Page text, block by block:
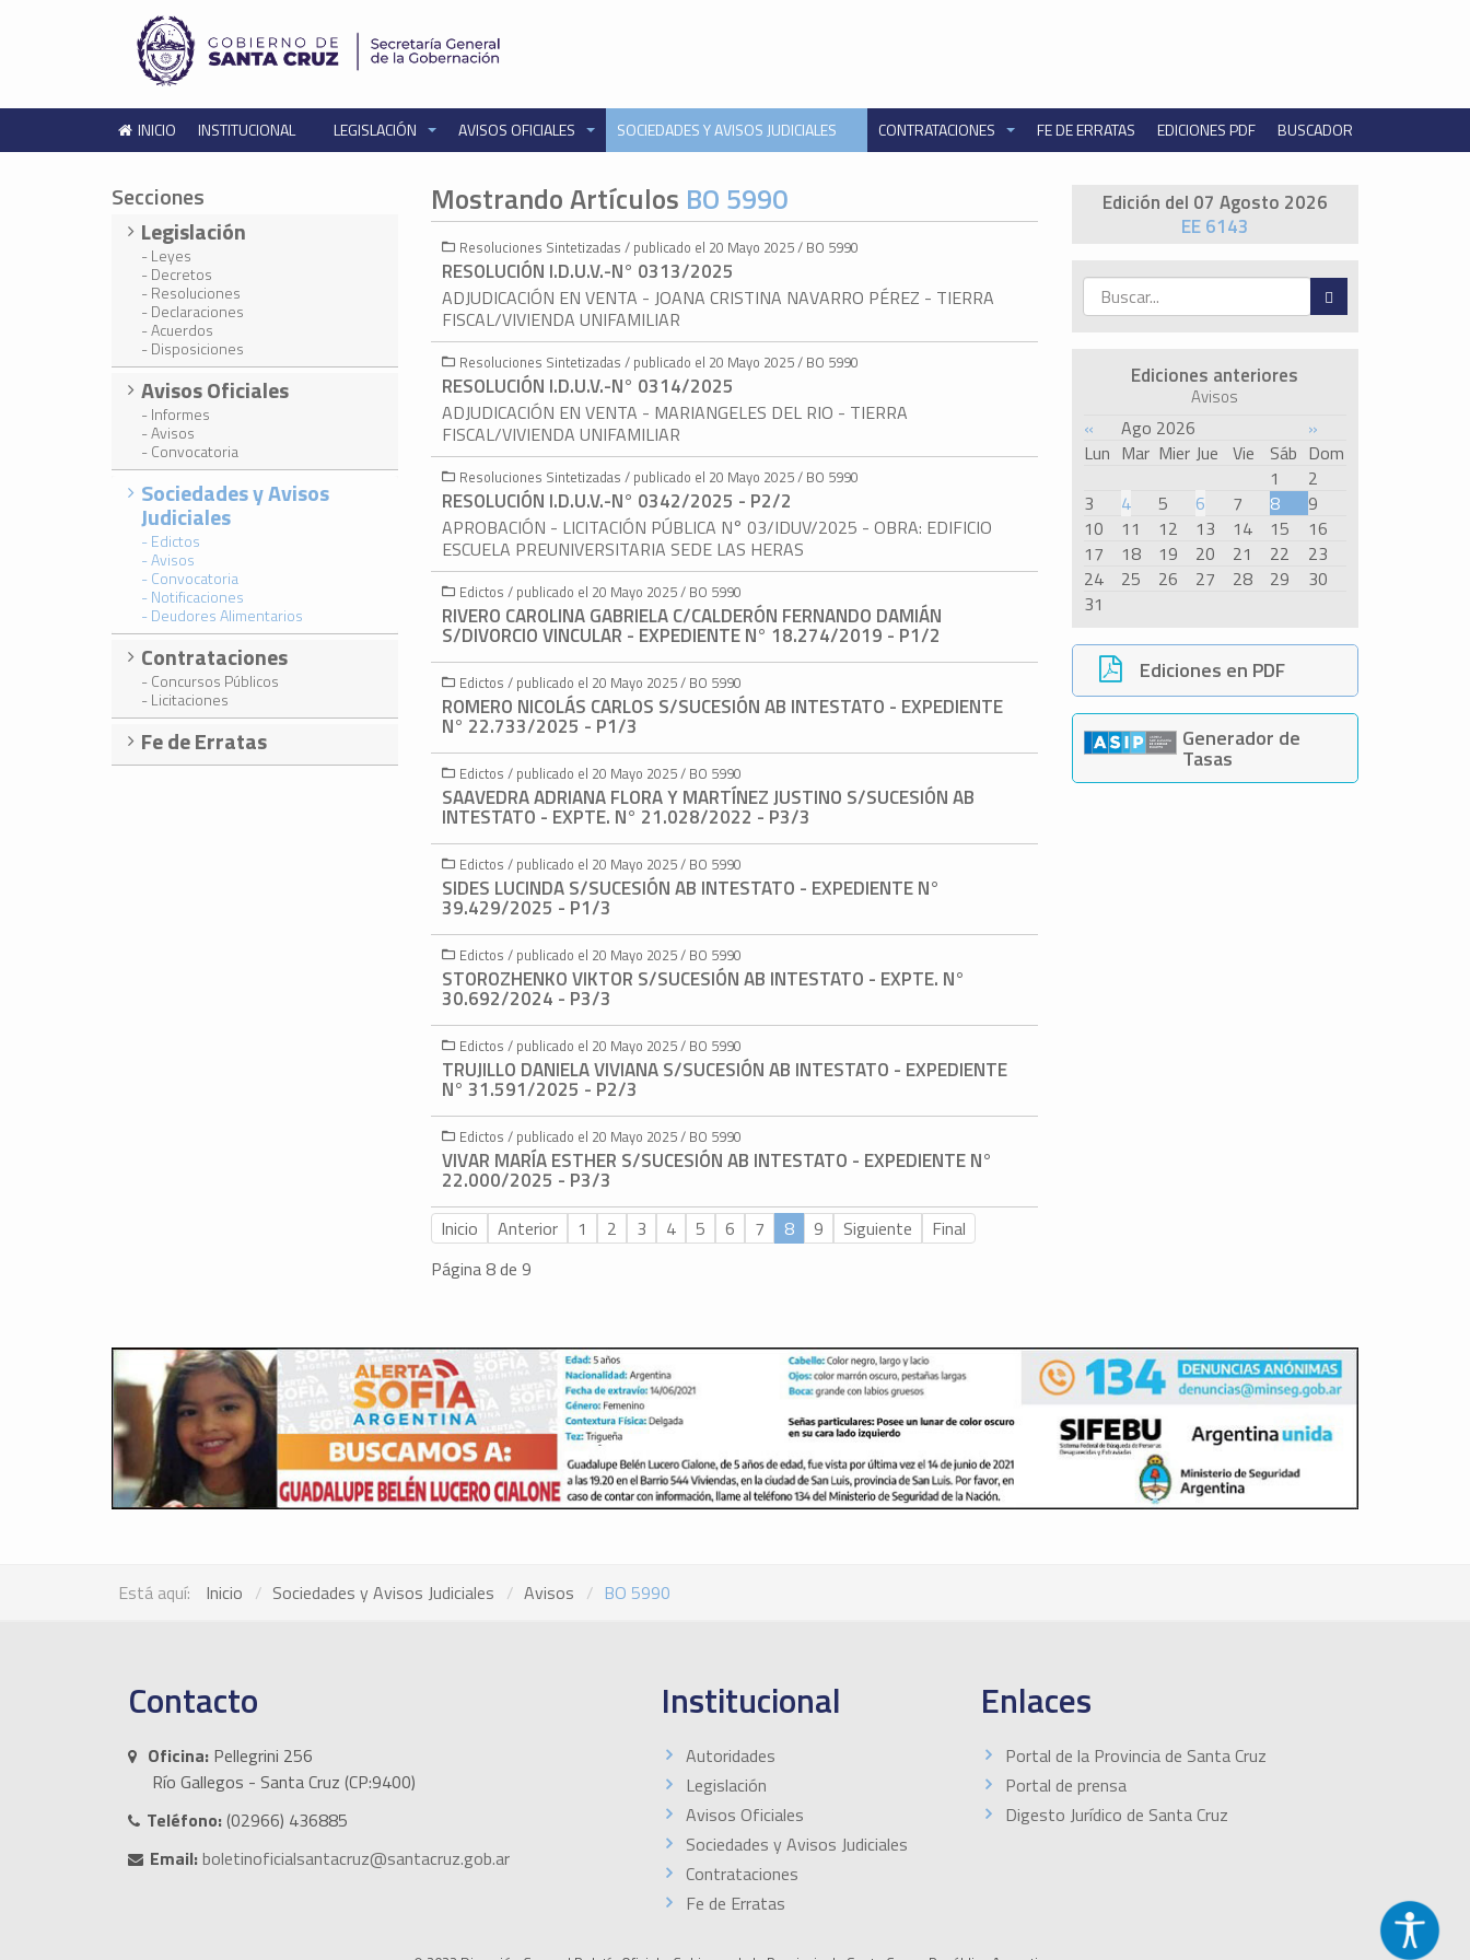
INICIO INSTITUCIONAL LEGISLACIÓN AVISOS OFICIALES SOCIEDADES Y AVISOS JUDICIALES CONTRATACIONES FE DE ERRATAS EDICIONES PDF BUSCADOR
Edición del 07 Agosto 2026
EE 6143
Ediciones anteriores
Avisos
« Ago 2026
»
Lun Mar Mier Jue Vie Sáb Dom
1
2
3
4 5 6 7 8
9
10
11 12 13 14 15
16
17
18 19 20 21 22
23
24
25 26 27 28 29
30
31
Ediciones en PDF
Generador de
Tasas
Secciones
Legislación
- Leyes
- Decretos
- Resoluciones
- Declaraciones
- Acuerdos
- Disposiciones
Avisos Oficiales
- Informes
- Avisos
- Convocatoria
Sociedades y Avisos
Judiciales
- Edictos
- Avisos
- Convocatoria
- Notificaciones
- Deudores Alimentarios
Contrataciones
- Concursos Públicos
- Licitaciones
Fe de Erratas
Mostrando Artículos BO 5990
Resoluciones Sintetizadas / publicado el 20 Mayo 2025 / BO 5990
RESOLUCIÓN I.D.U.V.-N° 0313/2025
ADJUDICACIÓN EN VENTA - JOANA CRISTINA NAVARRO PÉREZ - TIERRA
FISCAL/VIVIENDA UNIFAMILIAR
Resoluciones Sintetizadas / publicado el 20 Mayo 2025 / BO 5990
RESOLUCIÓN I.D.U.V.-N° 0314/2025
ADJUDICACIÓN EN VENTA - MARIANGELES DEL RIO - TIERRA
FISCAL/VIVIENDA UNIFAMILIAR
Resoluciones Sintetizadas / publicado el 20 Mayo 2025 / BO 5990
RESOLUCIÓN I.D.U.V.-N° 0342/2025 - P2/2
APROBACIÓN - LICITACIÓN PÚBLICA N° 03/IDUV/2025 - OBRA: EDIFICIO
ESCUELA PREUNIVERSITARIA SEDE LAS HERAS
Edictos / publicado el 20 Mayo 2025 / BO 5990
RIVERO CAROLINA GABRIELA C/CALDERÓN FERNANDO DAMIÁN
S/DIVORCIO VINCULAR - EXPEDIENTE N° 18.274/2019 - P1/2
Edictos / publicado el 20 Mayo 2025 / BO 5990
ROMERO NICOLÁS CARLOS S/SUCESIÓN AB INTESTATO - EXPEDIENTE
N° 22.733/2025 - P1/3
Edictos / publicado el 20 Mayo 2025 / BO 5990
SAAVEDRA ADRIANA FLORA Y MARTÍNEZ JUSTINO S/SUCESIÓN AB
INTESTATO - EXPTE. N° 21.028/2022 - P3/3
Edictos / publicado el 20 Mayo 2025 / BO 5990
SIDES LUCINDA S/SUCESIÓN AB INTESTATO - EXPEDIENTE N°
39.429/2025 - P1/3
Edictos / publicado el 20 Mayo 2025 / BO 5990
STOROZHENKO VIKTOR S/SUCESIÓN AB INTESTATO - EXPTE. N°
30.692/2024 - P3/3
Edictos / publicado el 20 Mayo 2025 / BO 5990
TRUJILLO DANIELA VIVIANA S/SUCESIÓN AB INTESTATO - EXPEDIENTE
N° 31.591/2025 - P2/3
Edictos / publicado el 20 Mayo 2025 / BO 5990
VIVAR MARÍA ESTHER S/SUCESIÓN AB INTESTATO - EXPEDIENTE N°
22.000/2025 - P3/3
Inicio Anterior 1 2 3 4 5 6 7 8 9 Siguiente
Final
Página 8 de 9
Está aquí: Inicio Sociedades y Avisos Judiciales Avisos BO 5990
Contacto
Oficina: Pellegrini 256
Río Gallegos - Santa Cruz (CP:9400)
Teléfono:(02966) 436885
Email:boletinoficialsantacruz@santacruz.gob.ar
Institucional
Autoridades
Legislación
Avisos Oficiales
Sociedades y Avisos Judiciales
Contrataciones
Fe de Erratas
Enlaces
Portal de la Provincia de Santa Cruz
Portal de prensa
Digesto Jurídico de Santa Cruz